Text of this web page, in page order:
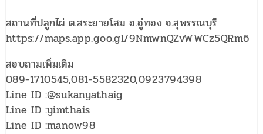
สถานที่ปลูกไผ่ ต.สระยายโสม อ.อู่ทอง จ.สุพรรณบุรี
https://maps.app.goo.gl/9NmwnQZvWWCz5QRm6
สอบถามเพิ่มเติม
089-1710545,081-5582320,0923794398
Line ID :@sukanyathaig
Line ID :yimthais
Line ID :manow98